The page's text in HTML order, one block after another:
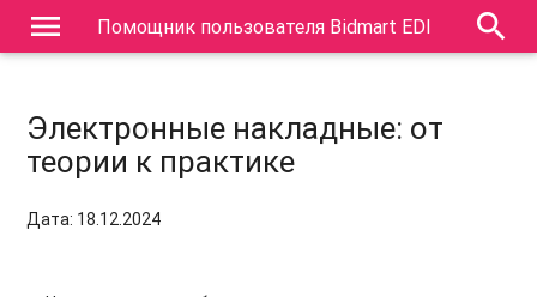
menu Помощник пользователя Bidmart EDI search
Электронные накладные: от
теории к практике
Дата: 18.12.2024